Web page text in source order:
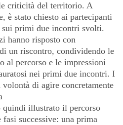
criticità del territorio. A
è stato chiesto ai partecipanti
sui primi due incontri svolti.
hanno risposto con
un riscontro, condividendo le
al percorso e le impressioni
nei primi due incontri. I
volontà di agire concretamente
illustrato il percorso
successive: una prima